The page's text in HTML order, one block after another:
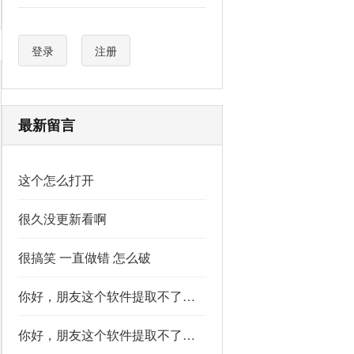
登录 注册
最新留言
这个怎么打开
很久没更新看啊
很搞笑 一直做错 怎么破
你好，朋友这个软件提取不了如果你看到了，能不能把这个纯净版的发我邮箱里不
你好，朋友这个软件提取不了如果你看到了，能不能把这个纯净版的发我邮箱里不